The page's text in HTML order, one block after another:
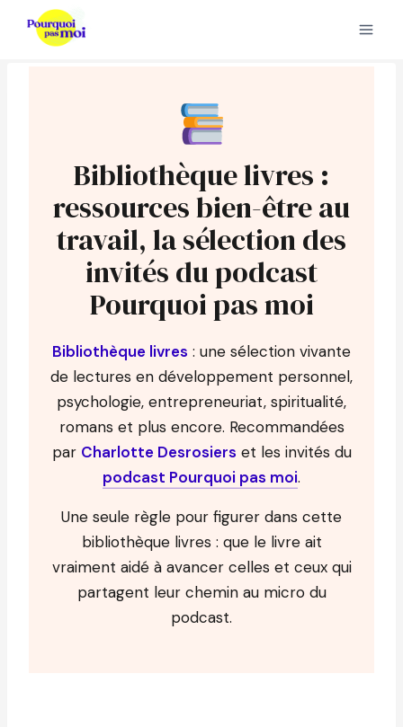
Bibliothèque livres :
ressources bien-être au
travail, la sélection des
invités du podcast
Pourquoi pas moi
Bibliothèque livres : une sélection vivante
de lectures en développement personnel,
psychologie, entrepreneuriat, spiritualité,
romans et plus encore. Recommandées
par Charlotte Desrosiers et les invités du
podcast Pourquoi pas moi.
Une seule règle pour figurer dans cette
bibliothèque livres : que le livre ait
vraiment aidé à avancer celles et ceux qui
partagent leur chemin au micro du
podcast.